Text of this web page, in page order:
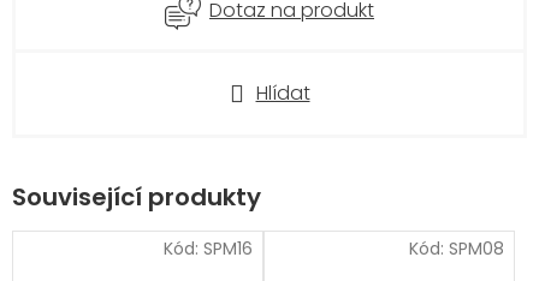
Hlídat
Dotaz na produkt
Související produkty
Kód: SPM16 Kód: SPM08